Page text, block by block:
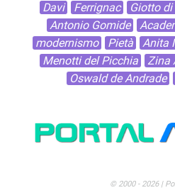
Davi Ferrignac Giotto
Antonio Gomide
modernismo
Pietà Anita
Menotti del Picchia
Zina
Oswald de Andrade
© 2000 - 2026 |